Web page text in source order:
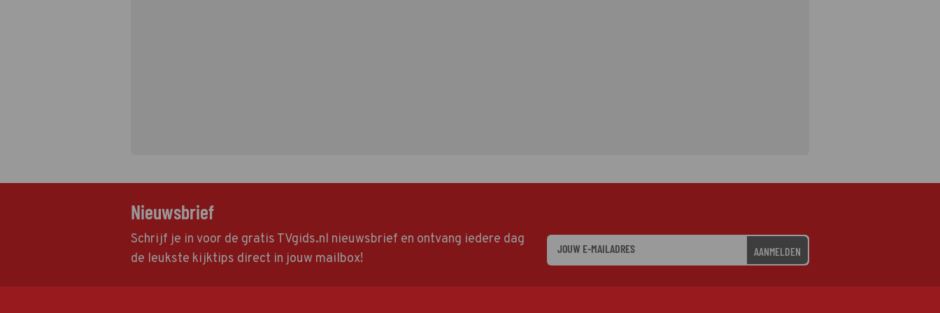
Nieuwsbrief
Schrijf je in voor de gratis TVgids.nl nieuwsbrief en ontvang iedere dag
de leukste kijktips direct in jouw mailbox!
AANMELDEN